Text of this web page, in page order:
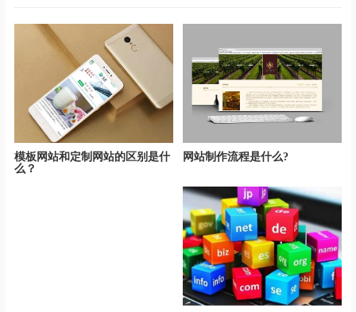
模板网站和定制网站的区别是什
么？
网站制作流程是什么?